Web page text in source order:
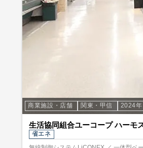
商業施設・店舗 関東・甲信 2024年
生活協同組合ユーコープ ハーモ
省エネ